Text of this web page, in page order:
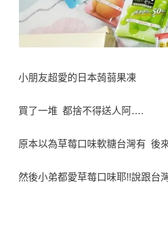
小朋友超愛的日本蒟蒻果凍
買了一堆 都捨不得送人阿….
原本以為草莓口味軟糖台灣有 後
然後小弟都愛草莓口味耶!!說跟台